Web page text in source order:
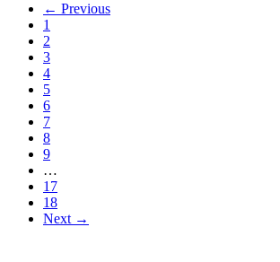
← Previous
1
2
3
4
5
6
7
8
9
…
17
18
Next →